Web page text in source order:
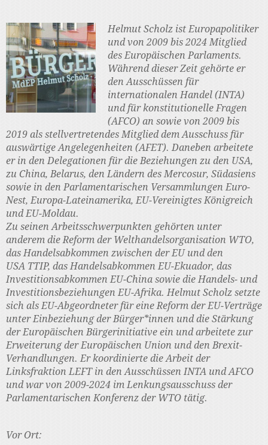
Helmut Scholz ist Europapolitiker
und von 2009 bis 2024 Mitglied
des Europäischen Parlaments.
Während dieser Zeit gehörte er
den Ausschüssen für
internationalen Handel (INTA)
und für konstitutionelle Fragen
(AFCO) an sowie von 2009 bis
2019 als stellvertretendes Mitglied dem Ausschuss für
auswärtige Angelegenheiten (AFET). Daneben arbeitete
er in den Delegationen für die Beziehungen zu den USA,
zu China, Belarus, den Ländern des Mercosur, Südasiens
sowie in den Parlamentarischen Versammlungen Euro-
Nest, Europa-Lateinamerika, EU-Vereinigtes Königreich
und EU-Moldau.
Zu seinen Arbeitsschwerpunkten gehörten unter
anderem die Reform der Welthandelsorganisation WTO,
das Handelsabkommen zwischen der EU und den
USA TTIP, das Handelsabkommen EU-Ekuador, das
Investitionsabkommen EU-China sowie die Handels- und
Investitionsbeziehungen EU-Afrika. Helmut Scholz setzte
sich als EU-Abgeordneter für eine Reform der EU-Verträge
unter Einbeziehung der Bürger*innen und die Stärkung
der Europäischen Bürgerinitiative ein und arbeitete zur
Erweiterung der Europäischen Union und den Brexit-
Verhandlungen. Er koordinierte die Arbeit der
Linksfraktion LEFT in den Ausschüssen INTA und AFCO
und war von 2009-2024 im Lenkungsausschuss der
Parlamentarischen Konferenz der WTO tätig.
Vor Ort: